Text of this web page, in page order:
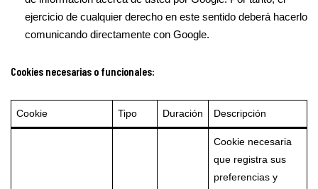
ejercicio de cualquier derecho en este sentido deberá hacerlo
comunicando directamente con Google.
Cookies necesarias o funcionales:
Cookie Tipo Duración Descripción
Cookie necesaria
que registra sus
preferencias y